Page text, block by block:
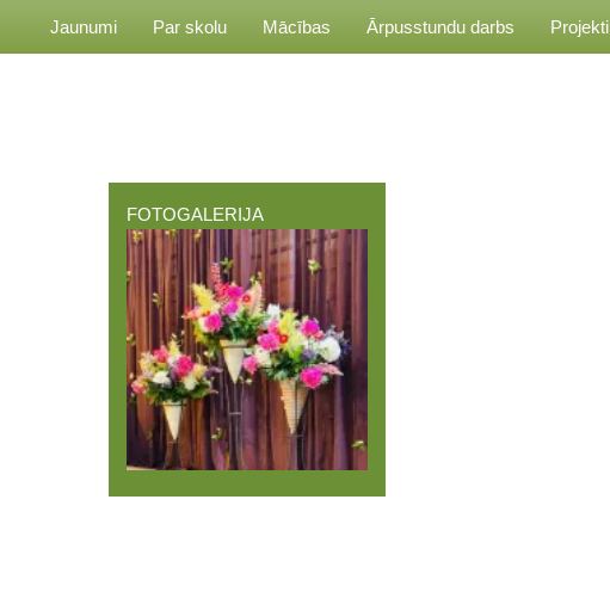
Jaunumi Par skolu Mācības Ārpusstundu darbs Projekti
FOTOGALERIJA